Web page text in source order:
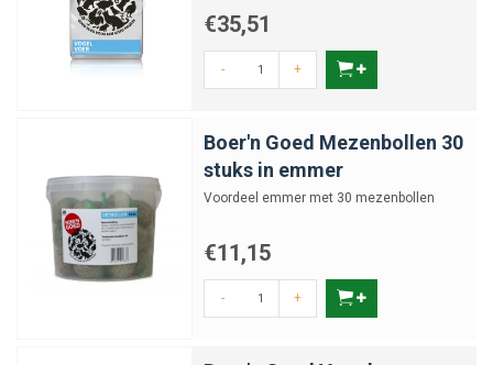
€35,51
- +
Boer'n Goed Mezenbollen 30
stuks in emmer
Voordeel emmer met 30 mezenbollen
€11,15
- +